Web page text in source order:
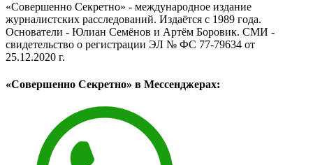
«Совершенно Секретно» - международное издание
журналистских расследований. Издаётся с 1989 года.
Основатели - Юлиан Семёнов и Артём Боровик. CМИ -
свидетельство о регистрации ЭЛ № ФС 77-79634 от
25.12.2020 г.
«Совершенно Секретно» в Мессенджерах: